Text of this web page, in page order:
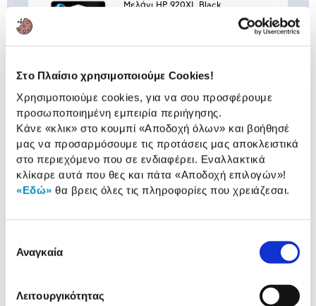
Στο Πλαίσιο χρησιμοποιούμε Cookies!
Χρησιμοποιούμε cookies, για να σου προσφέρουμε
προσωποποιημένη εμπειρία περιήγησης.
Κάνε «κλικ» στο κουμπί «Αποδοχή όλων» και βοήθησέ
μας να προσαρμόσουμε τις προτάσεις μας αποκλειστικά
στο περιεχόμενο που σε ενδιαφέρει. Εναλλακτικά
κλίκαρε αυτά που θες και πάτα «Αποδοχή επιλογών»!
«Εδώ» θα βρεις όλες τις πληροφορίες που χρειάζεσαι.
συγκατάθεσης
Αναγκαία
Λειτουργικότητας
Μελάνι HP 920XL Black
Μελάνι HP 920XL Magenta
Προσθήκη